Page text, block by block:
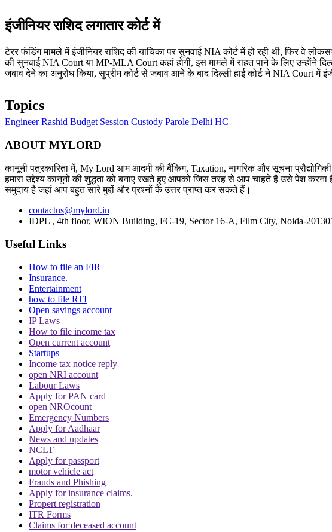
इंजीनियर राशिद लगातार कोर्ट में
टेरर फंडिंग मामले में इंजीनियर राशिद की याचिका पर सुनवाई NIA कोर्ट में हो रही थी, फिर वे
की सुनवाई NIA Court या MP-MLA Court कहां होगी, इस मामले में राहत पाने के लिए उन्होंने
जबाव देने का अनुरोध किया, सुप्रीम कोर्ट से जबाव आने के बाद दिल्ली हाई कोर्ट ने NIA Court में
Topics
Engineer Rashid Budget Session Custody Parole Delhi HC
ABOUT MYLORD
कानूनी पत्रकारिता में, My Lord आम आदमी की बैंकिंग, Taxation, नागरिक और सूचना
हमारा उद्देश्य कानूनों की शुद्धता को बनाए रखते हुए आपको जिस तरह से आप चाहते हैं उसे पेश
समुदाय है जहां आप बहुत सारे मुद्दों और प्रश्नों के उत्तर प्राप्त कर सकते हैं।
contactus@mylord.in
IDPL , 4th floor, WION Building, FC-19, Sector 16-A, Film City, Noida-
Useful Links
How to file an FIR
Insurance.
Entertainment
how to file RTI
Open savings account
IP Laws
How to file income tax
Open current account
Startups
Income tax notice reply
open NRI account
Labour Laws
Apply for PAN card
open NROcount
Emergency Numbers
Apply for Aadhaar
News and updates
NCLT
Apply for passport
motor vehicle act
Frauds and Phishing
Apply for insurance claims.
Propert registration
ITR Forms
Claims for deceased account